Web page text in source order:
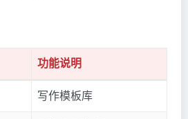
功能说明
写作模板库